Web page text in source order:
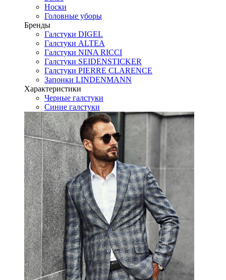
Носки
Головные уборы
Бренды
Галстуки DIGEL
Галстуки ALTEA
Галстуки NINA RICCI
Галстуки SEIDENSTICKER
Галстуки PIERRE CLARENCE
Запонки LINDENMANN
Характеристики
Черные галстуки
Синие галстуки